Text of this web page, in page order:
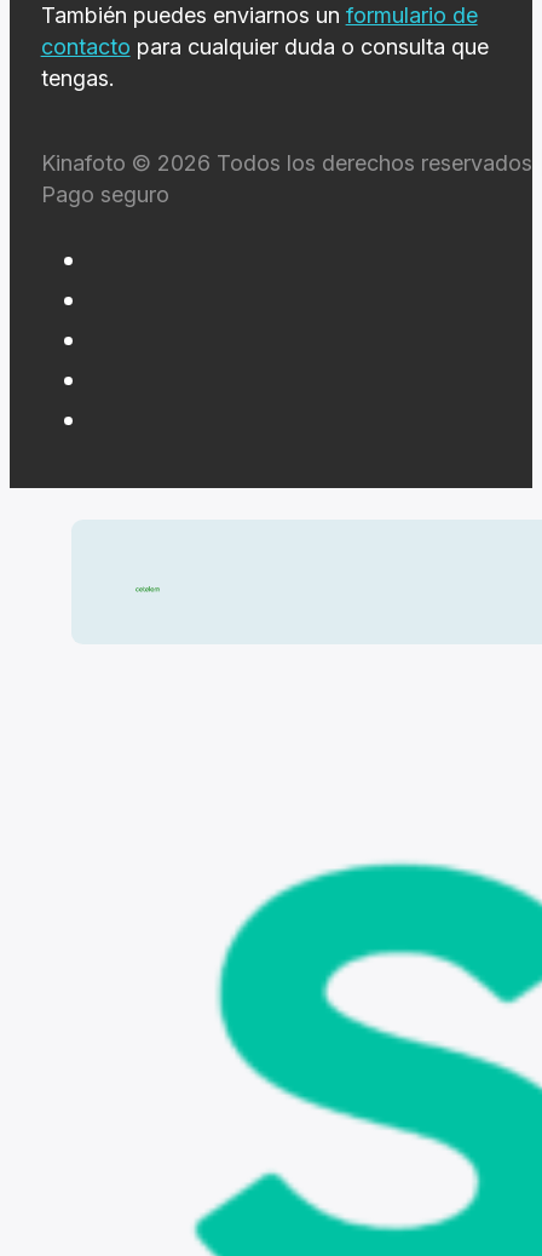
También puedes enviarnos un formulario de
contacto para cualquier duda o consulta que
tengas.
Kinafoto © 2026 Todos los derechos reservados
Pago seguro